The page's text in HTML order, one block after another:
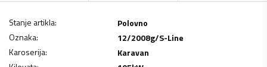
Stanje artikla:
Polovno
Oznaka:
12/2008g/S-Line
Karoserija:
Karavan